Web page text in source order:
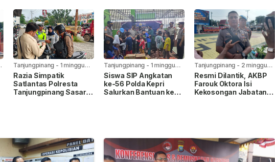
Menjelang HUT RI
Ekspedisi Cegah
Peredaran Narkoba
Lewat Paket Kiriman
81 RI
Tanjungpinang - 1 minggu
yang lalu
Razia Simpatik
Satlantas Polresta
Tanjungpinang Sasar
Tanjungpinang - 1 minggu
yang lalu
Siswa SIP Angkatan
ke-56 Polda Kepri
Salurkan Bantuan ke
Tanjungpinang - 2 minggu
yang lalu
Resmi Dilantik, AKBP
Farouk Oktora Isi
Kekosongan Jabatan